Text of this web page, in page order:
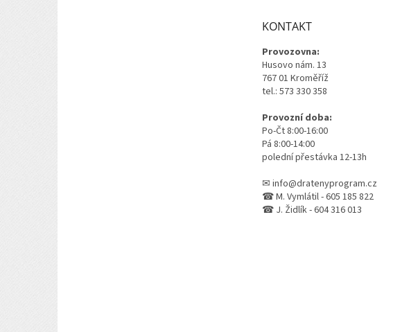
KONTAKT
Provozovna:
Husovo nám. 13
767 01 Kroměříž
tel.: 573 330 358
Provozní doba:
Po-Čt 8:00-16:00
Pá 8:00-14:00
polední přestávka 12-13h
✉ info@dratenyprogram.cz
☎ M. Vymlátil - 605 185 822
☎ J. Židlík - 604 316 013